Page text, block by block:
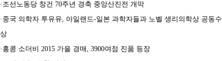
· 조선노동당 창건 70주년 경축 중앙산진전 개막
· 중국 의학자 투유유, 아일랜드-일본 과학자들과 노벨 생리의학상 공동수
상
· 홍콩 소더비 2015 가을 경매, 3900여점 진품 등장